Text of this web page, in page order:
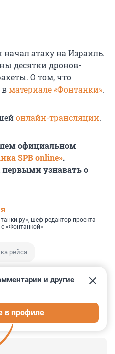
начал атаку на Израиль.
десятки дронов-
О том, что
вматериале «Фонтанки».
онлайн-трансляции.
официальном
SPB online».
узнавать о
шеф-редактор проекта
«Фонтанкой»
рейса
и другие
в профиле